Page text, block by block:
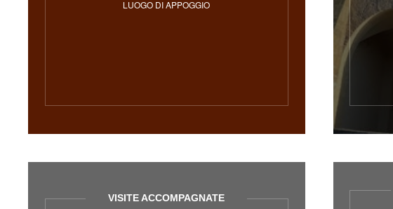
LUOGO DI APPOGGIO
VISITE ACCOMPAGNATE